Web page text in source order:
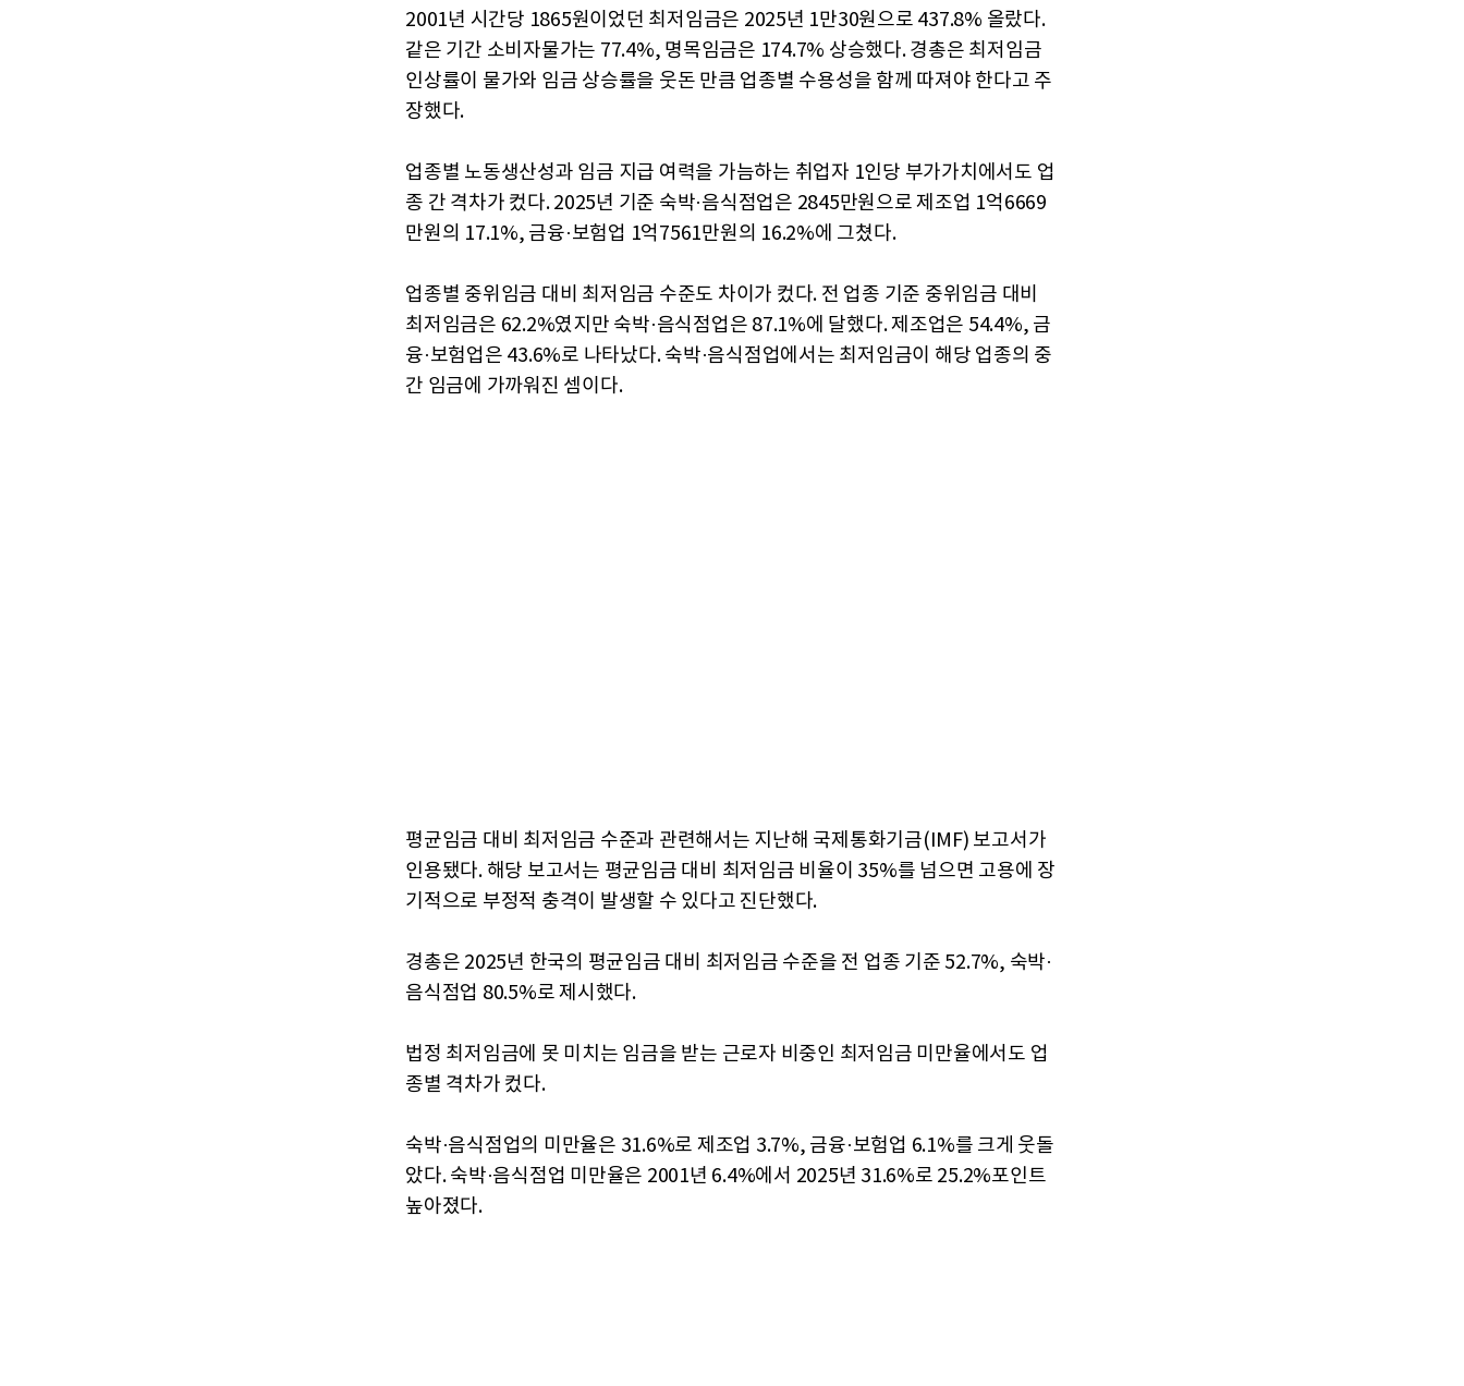
2001년 시간당 1865원이었던 최저임금은 2025년 1만30원으로 437.8% 올랐다.
같은 기간 소비자물가는 77.4%, 명목임금은 174.7% 상승했다. 경총은 최저임금
인상률이 물가와 임금 상승률을 웃돈 만큼 업종별 수용성을 함께 따져야 한다고 주
장했다.
업종별 노동생산성과 임금 지급 여력을 가늠하는 취업자 1인당 부가가치에서도 업
종 간 격차가 컸다. 2025년 기준 숙박·음식점업은 2845만원으로 제조업 1억6669
만원의 17.1%, 금융·보험업 1억7561만원의 16.2%에 그쳤다.
업종별 중위임금 대비 최저임금 수준도 차이가 컸다. 전 업종 기준 중위임금 대비
최저임금은 62.2%였지만 숙박·음식점업은 87.1%에 달했다. 제조업은 54.4%, 금
융·보험업은 43.6%로 나타났다. 숙박·음식점업에서는 최저임금이 해당 업종의 중
간 임금에 가까워진 셈이다.
평균임금 대비 최저임금 수준과 관련해서는 지난해 국제통화기금(IMF) 보고서가
인용됐다. 해당 보고서는 평균임금 대비 최저임금 비율이 35%를 넘으면 고용에 장
기적으로 부정적 충격이 발생할 수 있다고 진단했다.
경총은 2025년 한국의 평균임금 대비 최저임금 수준을 전 업종 기준 52.7%, 숙박·
음식점업 80.5%로 제시했다.
법정 최저임금에 못 미치는 임금을 받는 근로자 비중인 최저임금 미만율에서도 업
종별 격차가 컸다.
숙박·음식점업의 미만율은 31.6%로 제조업 3.7%, 금융·보험업 6.1%를 크게 웃돌
았다. 숙박·음식점업 미만율은 2001년 6.4%에서 2025년 31.6%로 25.2%포인트
높아졌다.